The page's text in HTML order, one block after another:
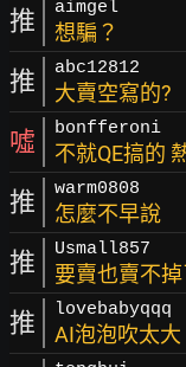
推 aimgel
想騙？
推 abc12812
大賣空寫的?
噓 bonfferoni
不就QE搞的
推 warm0808
怎麼不早說
推 Usmall857
要賣也賣不
推 lovebabyqqq
AI泡泡吹太大